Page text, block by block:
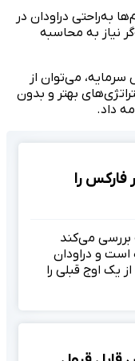
به‌راحتی دراودان در
نیاز به محاسبه
می‌توان از
بهتر و بدون
داد.
فارکس را
بررسی می‌کند
و دراودان
اوج قبلی را